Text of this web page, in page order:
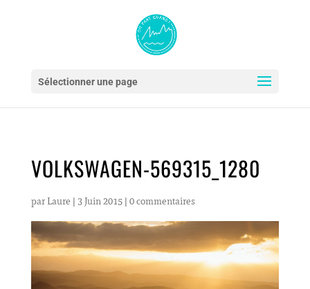
Sélectionner une page
VOLKSWAGEN-569315_1280
par Laure | 3 Juin 2015| 0 commentaires